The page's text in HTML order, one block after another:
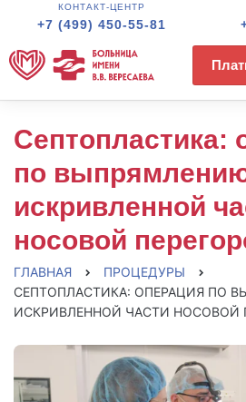
КОНТАКТ-ЦЕНТР
+7 (499) 450-55-81
Септопластика:
по
искривленной
носовой
ГЛАВНАЯ
ПРОЦЕДУРЫ
СЕПТОПЛАСТИКА: ОПЕРАЦИЯ ПО
ИСКРИВЛЕННОЙ ЧАСТИ НОСОВОЙ